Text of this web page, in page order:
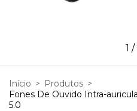
1 /
Início > Produtos >
Fones De Ouvido Intra-
5.0